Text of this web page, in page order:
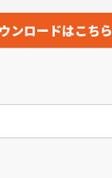
ンロードはこちら